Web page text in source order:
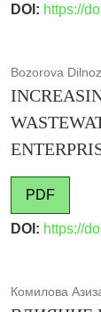
DOI: https://
Bozorova
PDF
DOI: https://
Комилова